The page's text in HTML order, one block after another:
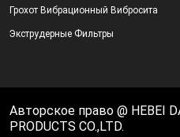
Грохот Вибрационный Вибросита
Экструдерные Фильтры
Авторское право @ HEBEI
PRODUCTS CO.,LTD.